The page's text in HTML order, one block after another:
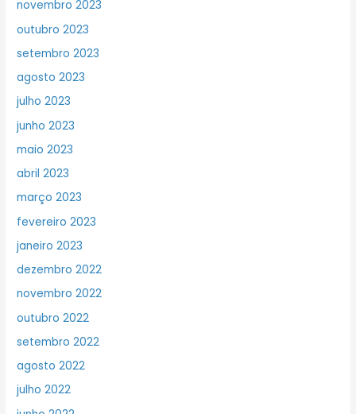
novembro 2023
outubro 2023
setembro 2023
agosto 2023
julho 2023
junho 2023
maio 2023
abril 2023
março 2023
fevereiro 2023
janeiro 2023
dezembro 2022
novembro 2022
outubro 2022
setembro 2022
agosto 2022
julho 2022